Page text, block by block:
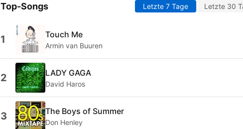
Top-Songs Letzte 7 Tage Letzte 30
1 Touch Me
Armin van Buuren
2 LADY GAGA
David Haros
3 The Boys of Summer
Don Henley